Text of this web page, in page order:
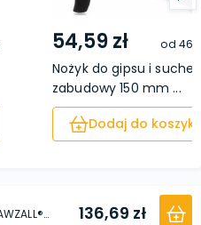
54,59 zł od
Nożyk do gipsu i suchej
zabudowy 150 mm ...
Dodaj do
Piła składana z ostrzem SAWZALL® 150 mm Milwaukee® 136,69 zł